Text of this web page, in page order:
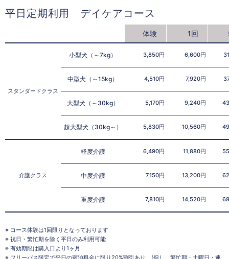
平日定期利用 デイケアコース
体験 1回
スタンダードクラス
小型犬（～7kg） 3,850円 6,600円
中型犬（～15kg） 4,510円 7,920円
大型犬（～30kg） 5,170円 9,240円
超大型犬（30kg～） 5,830円 10,560円
介護クラス
軽度介護 6,490円 11,880円
中度介護 7,150円 13,200円
重度介護 7,810円 14,520円
※ コース体験は1回限りとなっております
※ 祝日・繁忙期を除く平日のみ利用可能
※ 有効期限は購入日より1ヶ月
※ フリーパス限定で平日の宿泊料金に限り20%割引あり。(但し、繁忙期・土曜日・連